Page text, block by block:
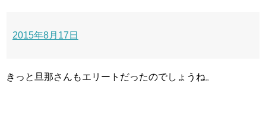
2015年8月17日
きっと旦那さんもエリートだったのでしょうね。